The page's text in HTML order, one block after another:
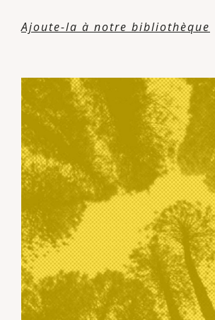
Ajoute-la à notre bibliothèque